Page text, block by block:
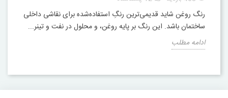
رنگ روغن شاید قدیمی‌ترین رنگِ استفاده‌شده برای نقاشی داخلی
ساختمان باشد. این رنگ بر پایه روغن، و محلول در نفت و تینر...
ادامه مطلب